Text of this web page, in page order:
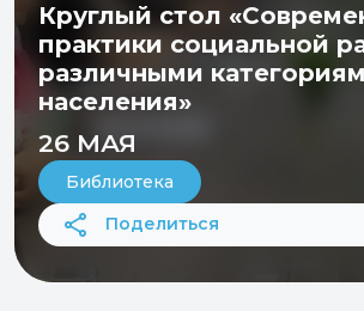
Круглый стол
практики социальной
различными
населения»
26 МАЯ
Библиотека
Поделиться